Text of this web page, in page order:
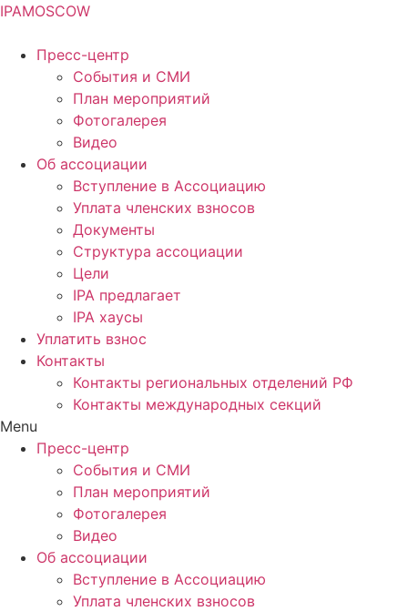
IPAMOSCOW
Пресс-центр
События и СМИ
План мероприятий
Фотогалерея
Видео
Об ассоциации
Вступление в Ассоциацию
Уплата членских взносов
Документы
Структура ассоциации
Цели
IPA предлагает
IPA хаусы
Уплатить взнос
Контакты
Контакты региональных отделений РФ
Контакты международных секций
Menu
Пресс-центр
События и СМИ
План мероприятий
Фотогалерея
Видео
Об ассоциации
Вступление в Ассоциацию
Уплата членских взносов